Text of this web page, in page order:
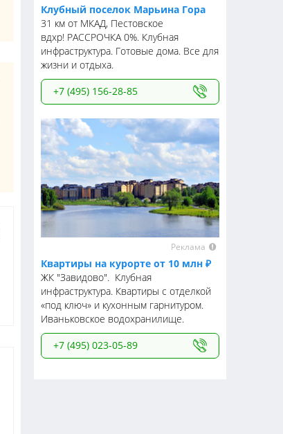
Клубный поселок Марьина Гора
31 км от МКАД, Пестовское
вдхр! РАССРОЧКА 0%. Клубная
инфраструктура. Готовые дома. Все для
жизни и отдыха.
+7 (495) 156-28-85
Реклама
Квартиры на курорте от 10 млн ₽
ЖК "Завидово". Клубная
инфраструктура. Квартиры с отделкой
«под ключ» и кухонным гарнитуром.
Иваньковское водохранилище.
+7 (495) 023-05-89